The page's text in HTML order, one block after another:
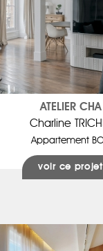
ATELIER CHA
Charline
Appartement
voir ce projet